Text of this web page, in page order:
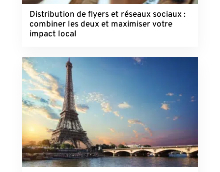
Distribution de flyers et réseaux sociaux :
combiner les deux et maximiser votre
impact local